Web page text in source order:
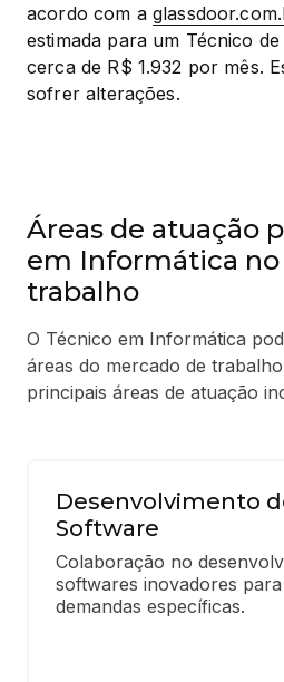
acordo com a
estimada para um Técnico
cerca de R$ 1.932 por mês.
sofrer alterações.
Áreas de atuação
em Informática
trabalho
O Técnico em Informática
áreas do mercado de
principais áreas de atuação
Desenvolvimento
Software
Colaboração no
softwares inovadores
demandas específicas.